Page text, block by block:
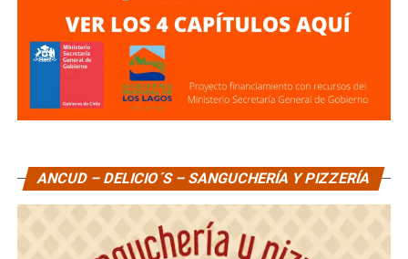
ANCUD – DELICIO´S – SANGUCHERÍA Y PIZZERÍA